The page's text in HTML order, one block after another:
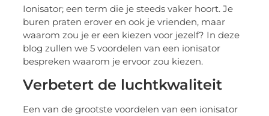
Ionisator; een term die je steeds vaker hoort. Je
buren praten erover en ook je vrienden, maar
waarom zou je er een kiezen voor jezelf? In deze
blog zullen we 5 voordelen van een ionisator
bespreken waarom je ervoor zou kiezen.
Verbetert de luchtkwaliteit
Een van de grootste voordelen van een ionisator